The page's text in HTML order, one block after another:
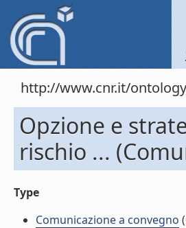
http://www.cnr.it/
Opzione e
rischio ...
Type
Comunicazione a convegno